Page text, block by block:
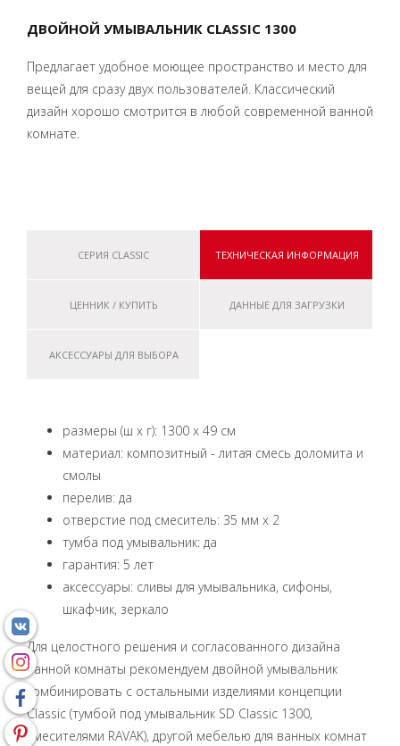
ДВОЙНОЙ УМЫВАЛЬНИК CLASSIC 1300
Предлагает удобное моющее пространство и место для
вещей для сразу двух пользователей. Классический
дизайн хорошо смотрится в любой современной ванной
комнате.
СЕРИЯ CLASSIC ТЕХНИЧЕСКАЯ ИНФОРМАЦИЯ
ЦЕННИК / КУПИТЬ ДАННЫЕ ДЛЯ ЗАГРУЗКИ
АКСЕССУАРЫ ДЛЯ ВЫБОРА
размеры (ш x г): 1300 x 49 см
материал: композитный - литая смесь доломита и
смолы
перелив: да
отверстие под смеситель: 35 мм x 2
тумба под умывальник: да
гарантия: 5 лет
аксессуары: сливы для умывальника, сифоны,
шкафчик, зеркало
Для целостного решения и согласованного дизайна
ванной комнаты рекомендуем двойной умывальник
комбинировать с остальными изделиями концепции
Classic (тумбой под умывальник SD Classic 1300,
смесителями RAVAK), другой мебелью для ванных комнат